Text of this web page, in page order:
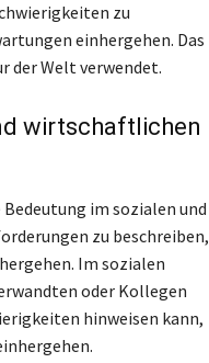
zu
einhergehen. Das
der Welt verwendet.
wirtschaftlichen
im sozialen und
zu beschreiben,
Im sozialen
oder Kollegen
hinweisen kann,